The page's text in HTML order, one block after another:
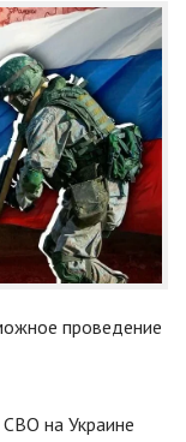
проведение
на Украине